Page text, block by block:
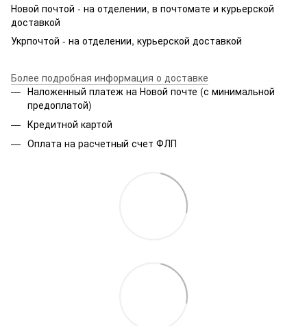
Новой почтой - на отделении, в почтомате и курьерской
доставкой
Укрпочтой - на отделении, курьерской доставкой
Более подробная информация о доставке
Наложенный платеж на Новой почте (с минимальной
предоплатой)
Кредитной картой
Оплата на расчетный счет ФЛП